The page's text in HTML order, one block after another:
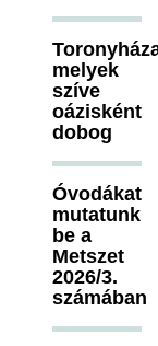
melyek
szíve
oázisként
dobog
Óvodákat
mutatunk
be a
Metszet
2026/3.
számában